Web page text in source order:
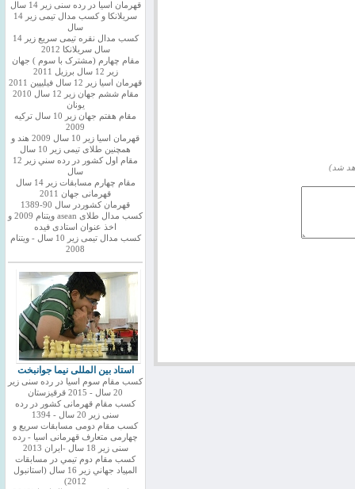
شد)
قهرمان اسیا در رده سنی زیر 14 سال
سريلانكا و کسب مدال تیمی زیر 14
سال
کسب مدال نقره تیمی سریع زیر 14
سال سریلانکا 2012
مقام چهارم (مشترک با سوم ) جهان
زیر 12 سال برزیل 2011
قهرمان اسيا زير 12 سال فیلیپین 2011
مقام ششم جهان زیر 12 سال 2010
یونان
مقام هفتم جهان زیر 10 سال ترکیه
2009
قهرمان اسيا زیر 10 سال 2009 هند و
همچنین طلای تیمی زیر 10 سال
مقام اول كشور در رده سني زير 12
سال
مقام چهارم مسابقات زیر 14 سال
قهرمانی جهان 2011
قهرمان کشوردر سال 90-1389
کسب مدال طلای asean ویتنام 2009 و
اخذ عنوان استادی فیده
کسب مدال تیمی زیر 10 سال - ویتنام
2008
استاد بین المللی نیما جوانبخت
کسب مقام سوم اسیا در رده سنی زیر
20 سال - 2015 قرقیزستان
کسب مقام قهرمانی کشور در رده
سنی زیر 20 سال - 1394
کسب مقام دومی مسابقات سریع و
چهارمی متعارف قهرمانی اسیا - رده
سنی زیر 18 سال -ایران 2013
كسب مقام دوم تيمي در مسابقات
المپياد جهاني زير 16 سال (استانبول
2012)